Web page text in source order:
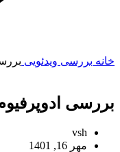
خانه بررسی ویدئویی
بررسی
vsh
مهر 16, 1401